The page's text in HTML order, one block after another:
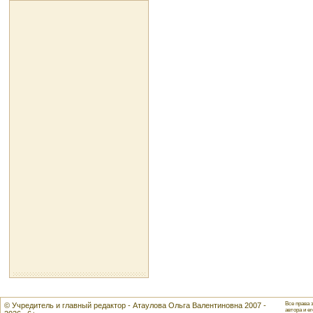
© Учредитель и главный редактор - Атаулова Ольга Валентиновна 2007 -
Все права
автора и